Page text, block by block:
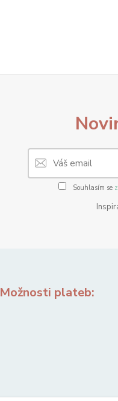
Souhlasím se
Možnosti plateb: